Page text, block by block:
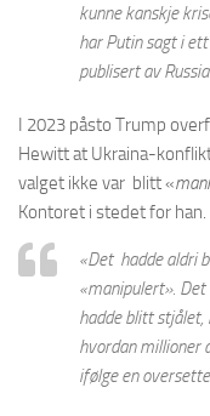
kunne kanskje
har Putin sagt i
publisert av
I 2023 påsto Trump
Hewitt at Ukraina-
valget ikke var blitt «
Kontoret i stedet for han.
«Det hadde aldri
«manipulert». Det
hadde blitt
hvordan millioner
ifølge en